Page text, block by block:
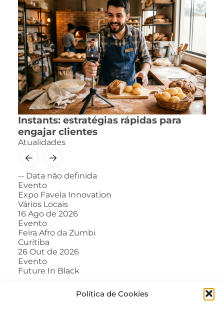
Política de Cookies
Instants: estratégias rápidas para
engajar clientes
Atualidades
-- Data não definida
Evento
Expo Favela Innovation
Vários Locais
16 Ago de 2026
Evento
Feira Afro da Zumbi
Curitiba
26 Out de 2026
Evento
Future In Black